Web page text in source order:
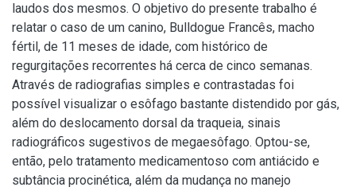
laudos dos mesmos. O objetivo do presente trabalho é
relatar o caso de um canino, Bulldogue Francês, macho
fértil, de 11 meses de idade, com histórico de
regurgitações recorrentes há cerca de cinco semanas.
Através de radiografias simples e contrastadas foi
possível visualizar o esôfago bastante distendido por gás,
além do deslocamento dorsal da traqueia, sinais
radiográficos sugestivos de megaesôfago. Optou-se,
então, pelo tratamento medicamentoso com antiácido e
subtância procinética, além da mudança no manejo